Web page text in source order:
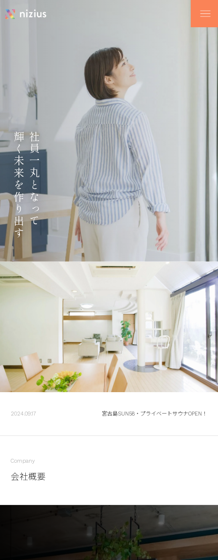
社員一丸となって
輝く未来を作り出す
2024.09.17 宮古島SUN58・プライベートサウナOPEN！
Company
会社概要